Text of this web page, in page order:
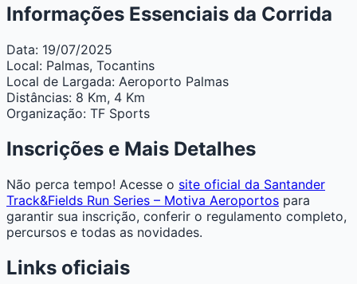
Informações Essenciais da Corrida
Data: 19/07/2025
Local: Palmas, Tocantins
Local de Largada: Aeroporto Palmas
Distâncias: 8 Km, 4 Km
Organização: TF Sports
Inscrições e Mais Detalhes
Não perca tempo! Acesse o site oficial da Santander
Track&Fields Run Series – Motiva Aeroportos para
garantir sua inscrição, conferir o regulamento completo,
percursos e todas as novidades.
Links oficiais